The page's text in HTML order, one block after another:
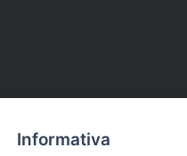
Informativa